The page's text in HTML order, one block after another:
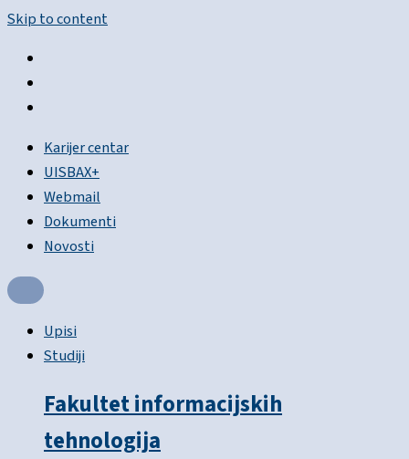
Skip to content
Karijer centar
UISBAX+
Webmail
Dokumenti
Novosti
Upisi
Studiji
Fakultet informacijskih
tehnologija